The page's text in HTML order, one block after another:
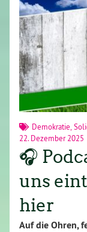
Demokratie
22. Dezember 2025
🎧
uns
hier
Auf die Ohren,